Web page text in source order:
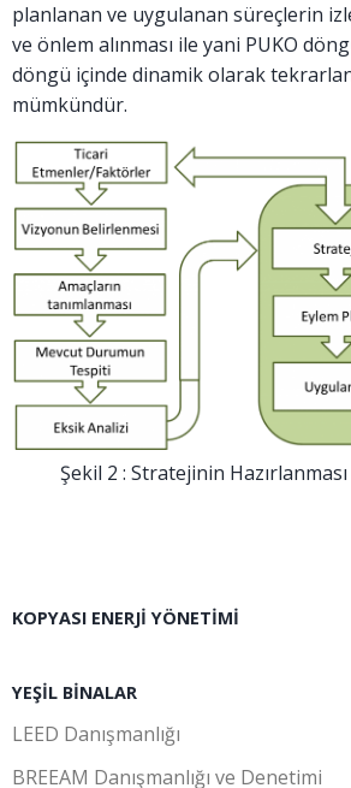
planlanan ve uygulanan süreçlerin
ve önlem alınması ile yani PUKO
döngü içinde dinamik olarak
mümkündür.
Şekil 2 : Stratejinin Hazırlanması
KOPYASI ENERJI YÖNETIMI
YEŞIL BINALAR
LEED Danışmanlığı
BREEAM Danışmanlığı ve Denetimi